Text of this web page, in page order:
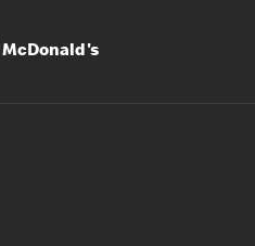
McDonald's